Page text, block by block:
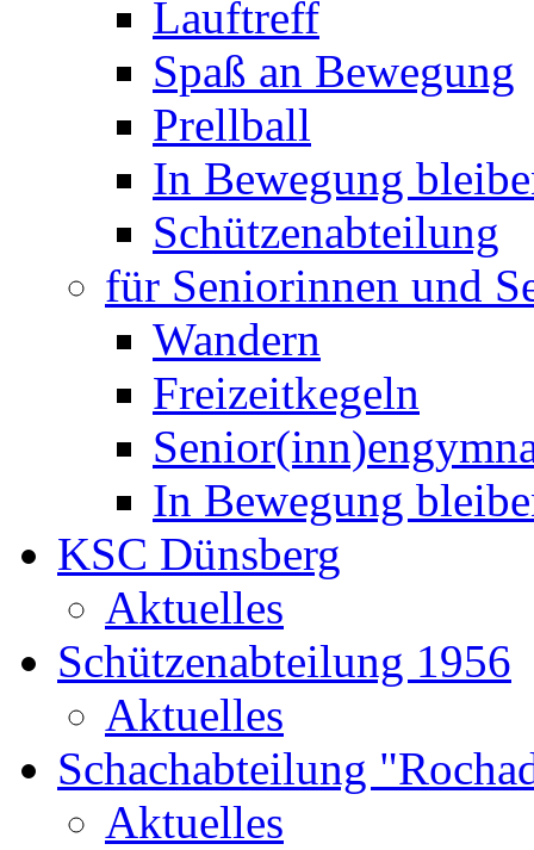
Lauftreff
Spaß an Bewegung
Prellball
In Bewegung
Schützenabteilung
für Seniorinnen und
Wandern
Freizeitkegeln
In Bewegung
KSC Dünsberg
Aktuelles
Schützenabteilung 1956
Aktuelles
Schachabteilung
Aktuelles